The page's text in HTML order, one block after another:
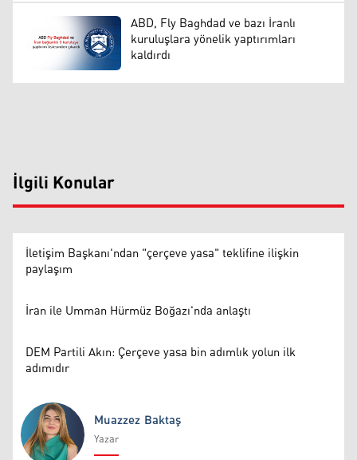
ABD, Fly Baghdad ve bazı İranlı
kuruluşlara yönelik yaptırımları
kaldırdı
İlgili Konular
İletişim Başkanı'ndan "çerçeve yasa" teklifine ilişkin
paylaşım
İran ile Umman Hürmüz Boğazı'nda anlaştı
DEM Partili Akın: Çerçeve yasa bin adımlık yolun ilk
adımıdır
Muazzez Baktaş
Yazar